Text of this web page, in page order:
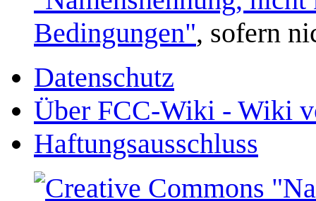
Bedingungen", sofern
Datenschutz
Über FCC-Wiki - Wiki
Haftungsausschluss